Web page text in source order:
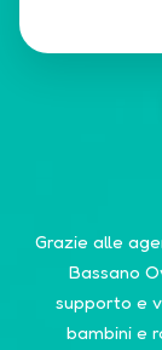
Grazie alle
Bassano
supporto e
bambini e